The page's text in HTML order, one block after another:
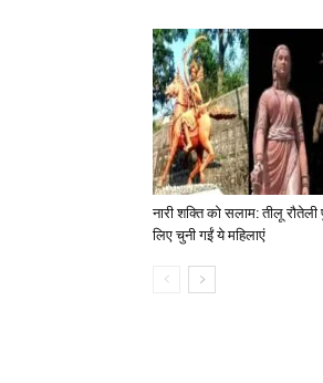
नारी शक्ति को सलाम: तीलू
लिए चुनी गईं ये महिलाएं